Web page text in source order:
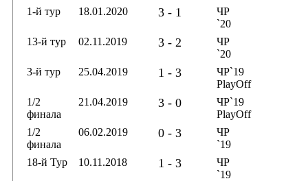
1-й тур
18.01.2020 3 - 1
ЧР
`20
13-й тур
02.11.2019 3 - 2
ЧР
`20
3-й тур
25.04.2019 1 - 3
ЧР`19
PlayOff
1/2
финала
21.04.2019 3 - 0
ЧР`19
PlayOff
1/2
финала
06.02.2019 0 - 3
ЧР
`19
18-й Тур
10.11.2018 1 - 3
ЧР
`19